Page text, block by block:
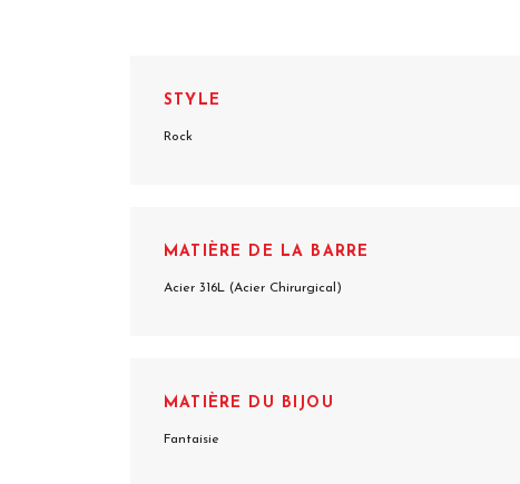
STYLE
Rock
MATIÈRE DE LA BARRE
Acier 316L (Acier Chirurgical)
MATIÈRE DU BIJOU
Fantaisie